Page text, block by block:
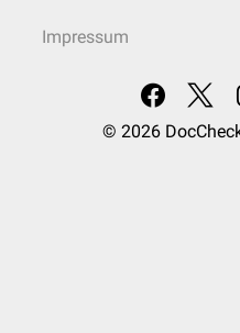
Impressum
© 2026